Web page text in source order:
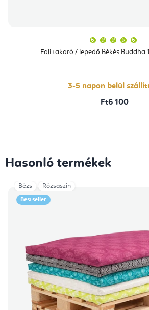
Fali takaró / lepedő Békés Buddha
3-5 napon belül
Ft6 100
Hasonló termékek
Bestseller
Bézs Rózsaszín